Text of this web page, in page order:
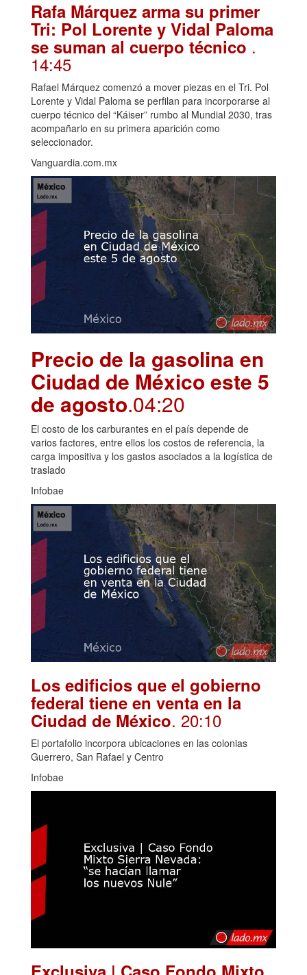
Rafa Márquez arma su primer
Tri: Pol Lorente y Vidal Paloma
se suman al cuerpo técnico .
14:45
Rafael Márquez comenzó a mover piezas en el Tri. Pol
Lorente y Vidal Paloma se perfilan para incorporarse al
cuerpo técnico del “Káiser” rumbo al Mundial 2030, tras
acompañarlo en su primera aparición como
seleccionador.
Vanguardia.com.mx
Precio de la gasolina en
Ciudad de México este 5
de agosto.04:20
El costo de los carburantes en el país depende de
varios factores, entre ellos los costos de referencia, la
carga impositiva y los gastos asociados a la logística de
traslado
Infobae
Los edificios que el gobierno
federal tiene en venta en la
Ciudad de México. 20:10
El portafolio incorpora ubicaciones en las colonias
Guerrero, San Rafael y Centro
Infobae